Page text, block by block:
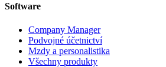
Software
Company Manager
Podvojné účetnictví
Mzdy a personalistika
Všechny produkty